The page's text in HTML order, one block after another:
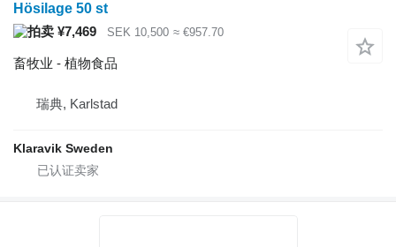
Hösilage 50 st
¥7,469
SEK 10,500 ≈ €957.70
畜牧业 - 植物食品
瑞典, Karlstad
Klaravik Sweden